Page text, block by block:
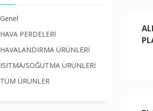
Genel
HAVA PERDELERİ
HAVALANDIRMA ÜRÜNLERİ
ISITMA/SOĞUTMA ÜRÜNLERİ
TÜM ÜRÜNLER